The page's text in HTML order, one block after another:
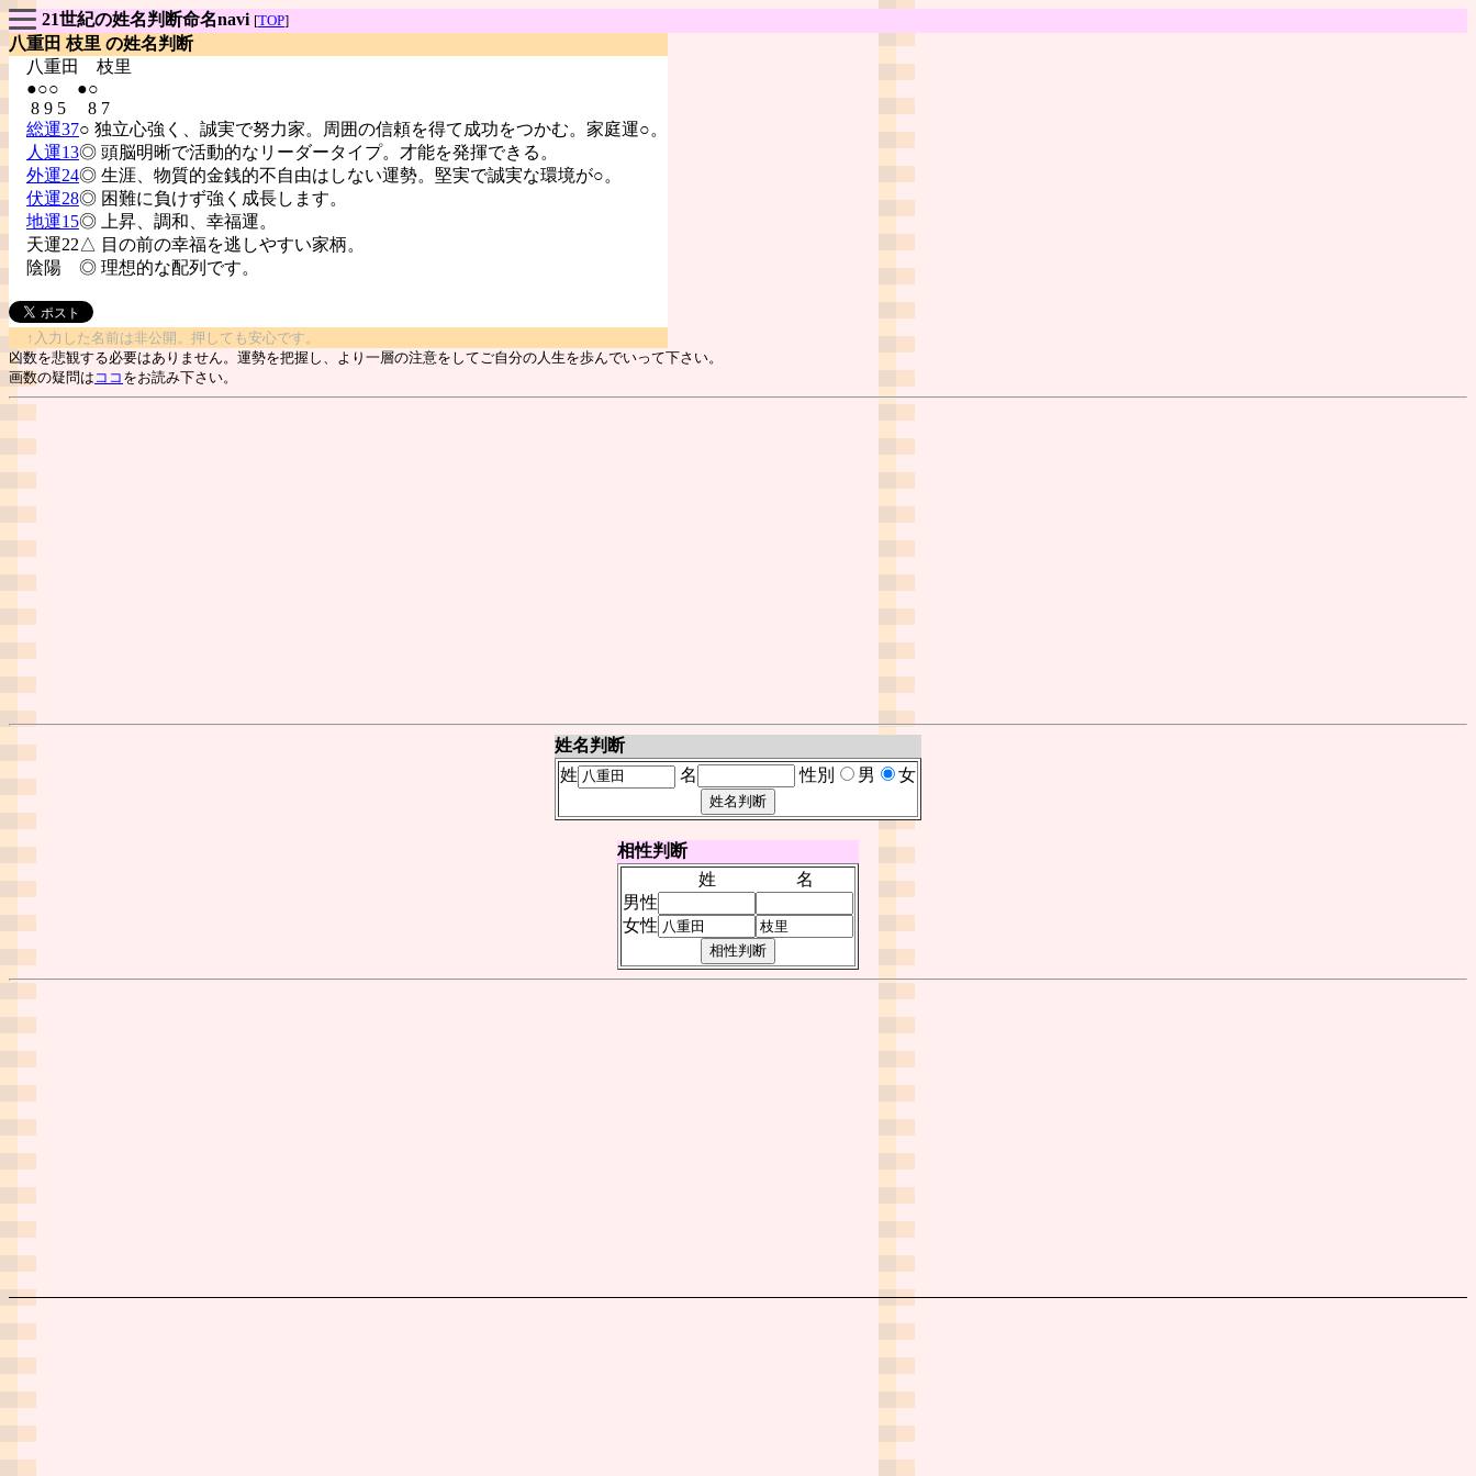
21世紀の姓名判断命名navi [TOP]
八重田 枝里 の姓名判断
八重田 枝里
●○○ ●○
8 9 5 8 7
総運37○ 独立心強く、誠実で努力家。周囲の信頼を得て成功をつかむ。家庭運○。
人運13◎ 頭脳明晰で活動的なリーダータイプ。才能を発揮できる。
外運24◎ 生涯、物質的金銭的不自由はしない運勢。堅実で誠実な環境が○。
伏運28◎ 困難に負けず強く成長します。
地運15◎ 上昇、調和、幸福運。
天運22△ 目の前の幸福を逃しやすい家柄。
陰陽 ◎ 理想的な配列です。
↑入力した名前は非公開。押しても安心です。
凶数を悲観する必要はありません。運勢を把握し、より一層の注意をしてご自分の人生を歩んでいって下さい。
画数の疑問は ココ をお読み下さい。
姓名判断
姓
名 性別 男 女
相性判断
姓
名
男性
女性